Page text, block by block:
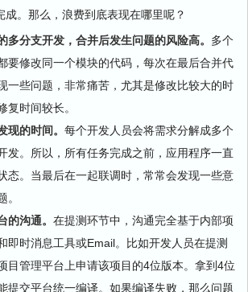
。那么，浪费到底表现在哪里呢？
多分支开发，合并后发生问题的风险高。 多个
要修改同一个模块的代码，每次在最后合并代
一些问题，非常痛苦，尤其是修改比较大的时
复时间较长。
现的时间。 每个开发人员会将需求分解成多个
发。所以，所有任务完成之前，应用程序一直
态。当最后在一起联调时，常常会发现一些意
。
的沟通。 在提测环节中，沟通完全基于内部项
即时消息工具或Email。比如开发人员在提测
目管理平台上申请该项目的4位版本。拿到4位
提交平台统一编译。如果编译失败，那么问题